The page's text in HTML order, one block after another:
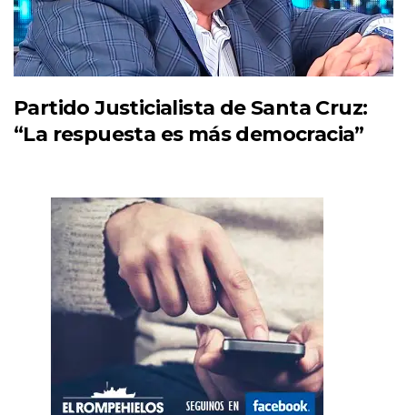
Partido Justicialista de Santa Cruz:
“La respuesta es más democracia”